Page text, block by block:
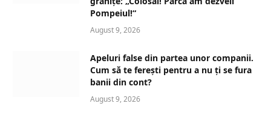
Pompeiul!“
August 9, 2026
Apeluri false din partea unor companii.
Cum să te ferești pentru a nu ți se fura
banii din cont?
August 9, 2026